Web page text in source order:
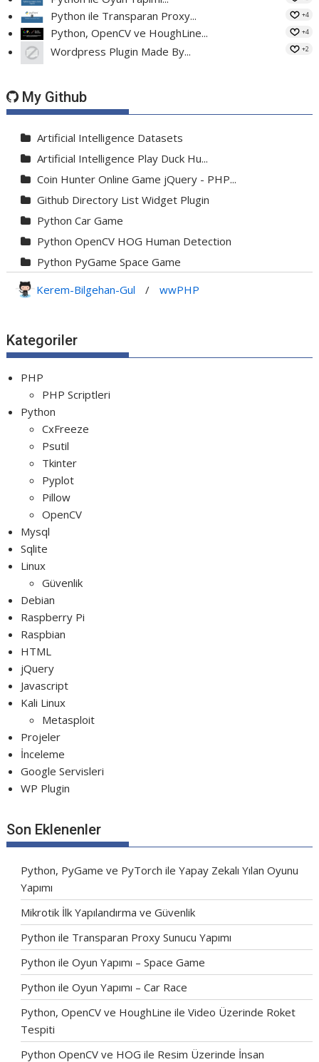
Python ile Transparan Proxy... +4
Python, OpenCV ve HoughLine... +4
Wordpress Plugin Made By... +2
My Github
Artificial Intelligence Datasets
Artificial Intelligence Play Duck Hu...
Coin Hunter Online Game jQuery - PHP...
Github Directory List Widget Plugin
Python Car Game
Python OpenCV HOG Human Detection
Python PyGame Space Game
Python PyGame Yılan Oyunu - Snake G...
Python Transparent Proxy Server
Kerem-Bilgehan-Gul / wwPHP
Kategoriler
PHP
PHP Scriptleri
Python
CxFreeze
Psutil
Tkinter
Pyplot
Pillow
OpenCV
Mysql
Sqlite
Linux
Güvenlik
Debian
Raspberry Pi
Raspbian
HTML
jQuery
Javascript
Kali Linux
Metasploit
Projeler
İnceleme
Google Servisleri
WP Plugin
Son Eklenenler
Python, PyGame ve PyTorch ile Yapay Zekalı Yılan Oyunu
Yapımı
Mikrotik İlk Yapılandırma ve Güvenlik
Python ile Transparan Proxy Sunucu Yapımı
Python ile Oyun Yapımı – Space Game
Python ile Oyun Yapımı – Car Race
Python, OpenCV ve HoughLine ile Video Üzerinde Roket
Tespiti
Python OpenCV ve HOG ile Resim Üzerinde İnsan